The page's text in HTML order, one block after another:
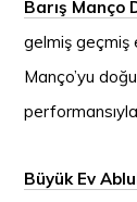
Barış Manço
gelmiş geçmiş
Manço’yu
Büyük Ev